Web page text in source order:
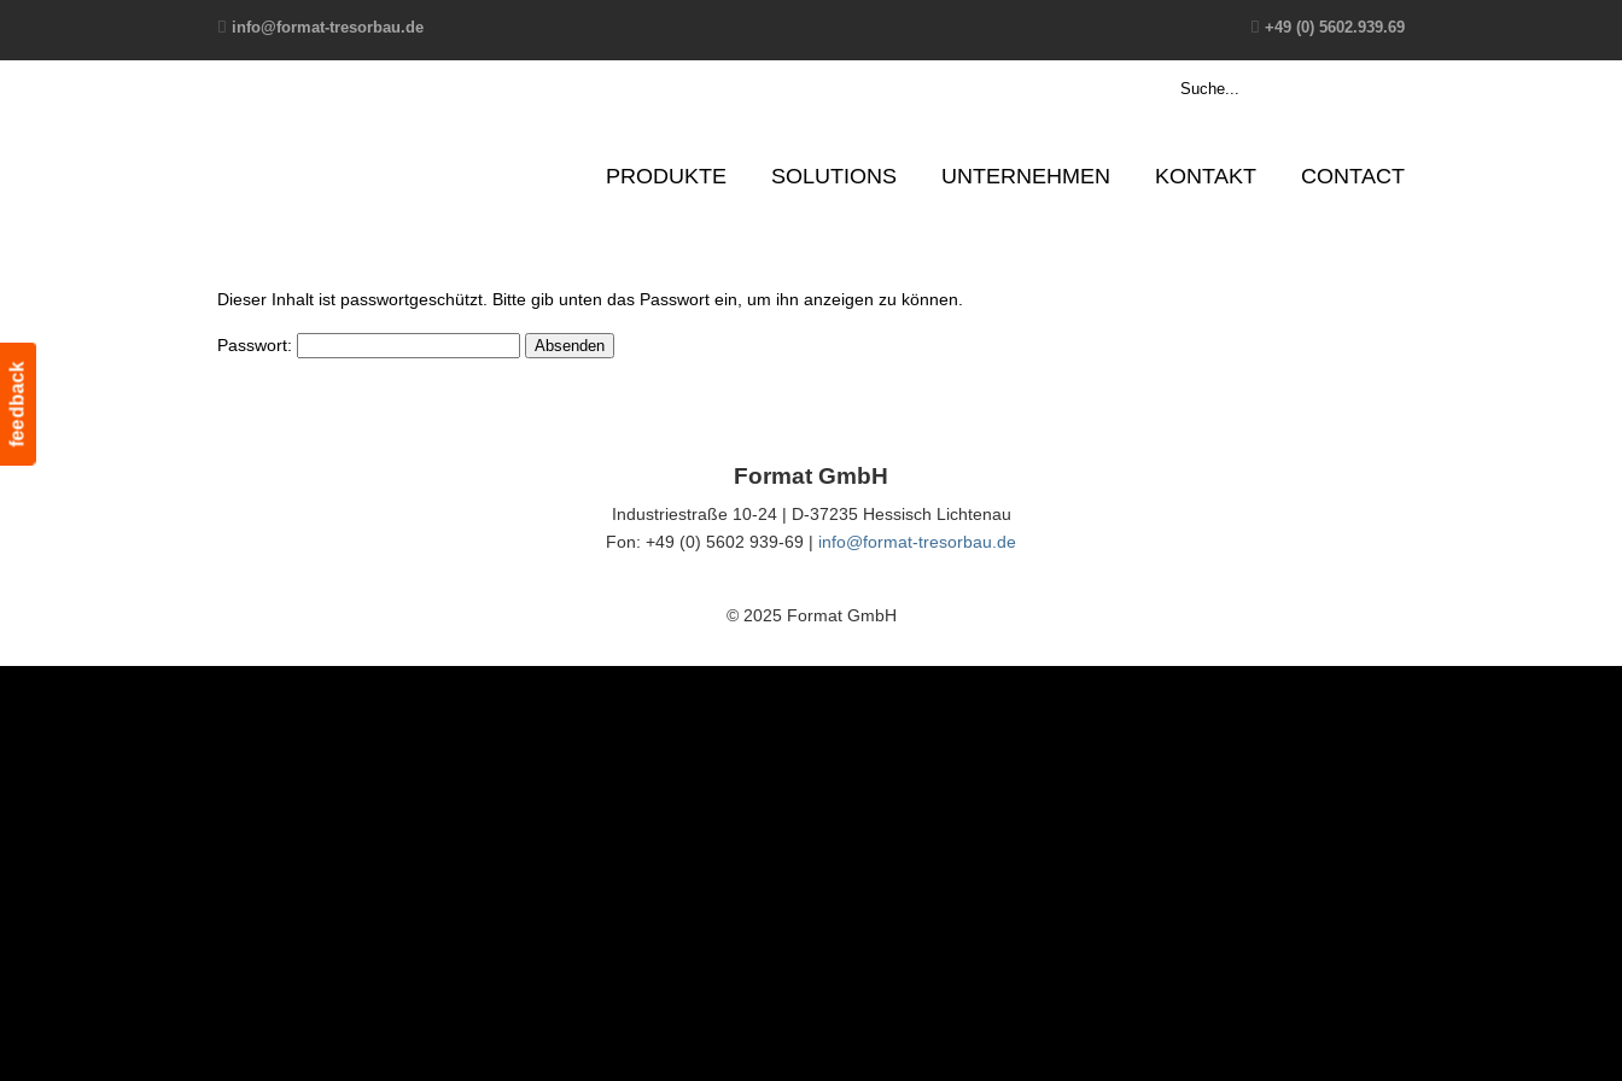
feedback
info@format-tresorbau.de +49 (0) 5602.939.69
PRODUKTE SOLUTIONS UNTERNEHMEN KONTAKT CONTACT
Dieser Inhalt ist passwortgeschützt. Bitte gib unten das Passwort ein, um ihn anzeigen zu können.
Passwort:
Format GmbH
Industriestraße 10-24 | D-37235 Hessisch Lichtenau
Fon: +49 (0) 5602 939-69 | info@format-tresorbau.de
© 2025 Format GmbH